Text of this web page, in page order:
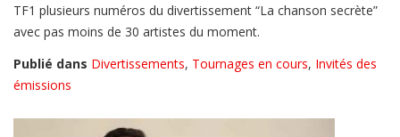
TF1 plusieurs numéros du divertissement “La chanson secrète”
avec pas moins de 30 artistes du moment.
Publié dans Divertissements, Tournages en cours, Invités des
émissions